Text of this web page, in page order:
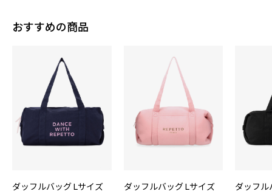
おすすめの商品
ダッフルバッグ Lサイズ ダッフルバッグ Lサイズ ダッフル